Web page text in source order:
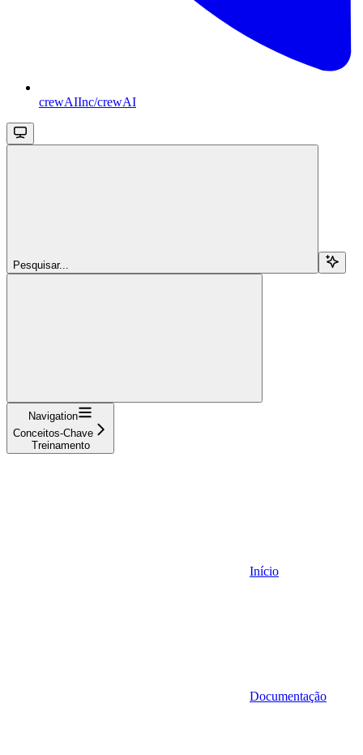
crewAIInc/crewAI
Pesquisar...
Navigation
Conceitos-Chave
Treinamento
Início
Documentação